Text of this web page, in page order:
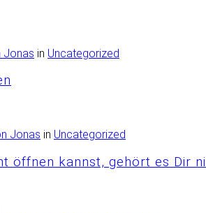
Jonas in Uncategorized
Jonas in Uncategorized
öffnen kannst, gehört es Dir